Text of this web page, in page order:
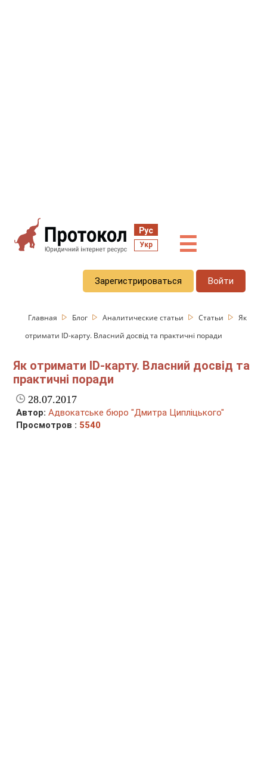
Рус
Укр ☰
Зарегистрироваться Войти
Главная Блог Аналитические статьи Статьи
Як
отримати ID-карту. Власний досвід та практичні поради
Як отримати ID-карту. Власний досвід та
практичні поради
28.07.2017
Автор: Адвокатське бюро "Дмитра Ципліцького"
Просмотров : 5540